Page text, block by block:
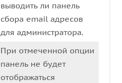
выводить ли панель
сбора email адресов
для администратора.
При отмеченной опции
панель не будет
отображаться